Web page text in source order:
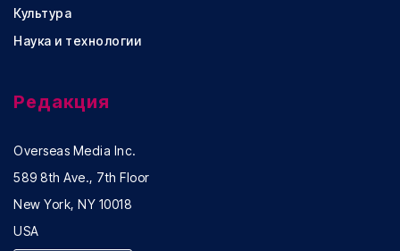
Культура
Наука и технологии
Редакция
Overseas Media Inc.
589 8th Ave., 7th Floor
New York, NY 10018
USA